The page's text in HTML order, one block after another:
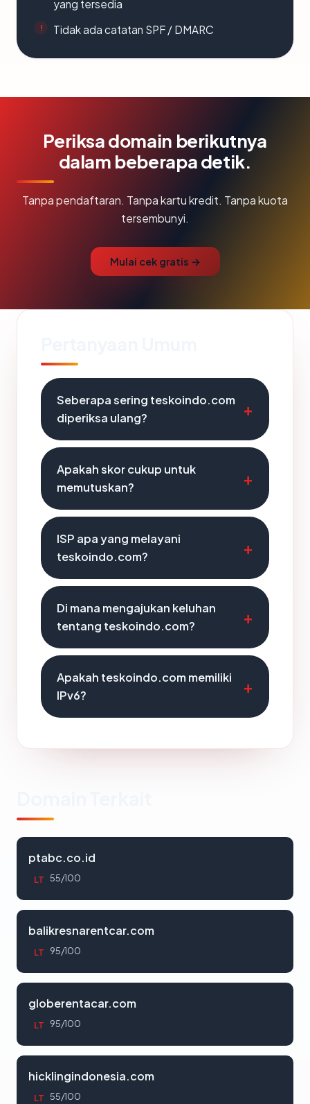
yang tersedia
Tidak ada catatan SPF / DMARC
Periksa domain berikutnya
dalam beberapa detik.
Tanpa pendaftaran. Tanpa kartu kredit. Tanpa kuota
tersembunyi.
Mulai cek gratis →
Seberapa sering teskoindo.com
diperiksa ulang?
Apakah skor cukup untuk
memutuskan?
ISP apa yang melayani
teskoindo.com?
Di mana mengajukan keluhan
tentang teskoindo.com?
Apakah teskoindo.com memiliki
IPv6?
ptabc.co.id
LT 55/100
balikresnarentcar.com
LT 95/100
globerentacar.com
LT 95/100
hicklingindonesia.com
LT 55/100